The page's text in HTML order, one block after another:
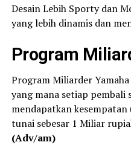
Desain Lebih Sporty dan
yang lebih dinamis dan
Program
Program Miliarder
yang mana setiap pembali
mendapatkan
tunai sebesar 1 Miliar
(Adv/am)